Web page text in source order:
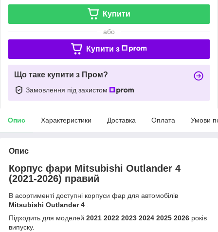
Купити
або
Купити з
Що таке купити з Пром?
Замовлення під захистом
Опис Характеристики Доставка Оплата Умови
Опис
Корпус фари Mitsubishi Outlander 4
(2021-2026) правий
В асортименті доступні корпуси фар для автомобілів
Mitsubishi Outlander 4 .
Підходить для моделей 2021 2022 2023 2024 2025 2026 років
випуску.